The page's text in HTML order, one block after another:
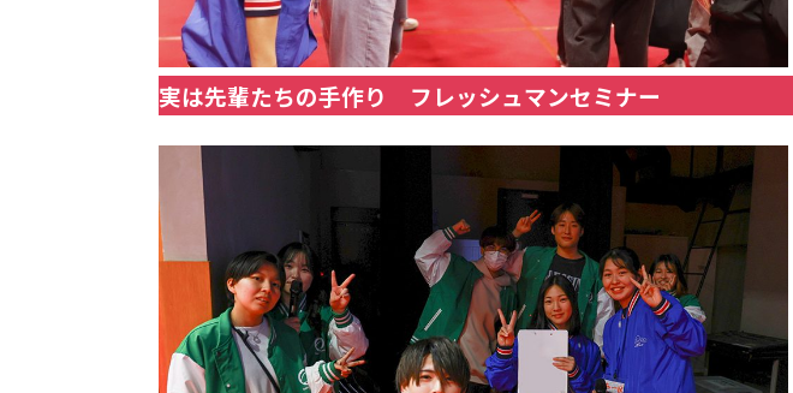
実は先輩たちの手作り フレッシュマンセミナー